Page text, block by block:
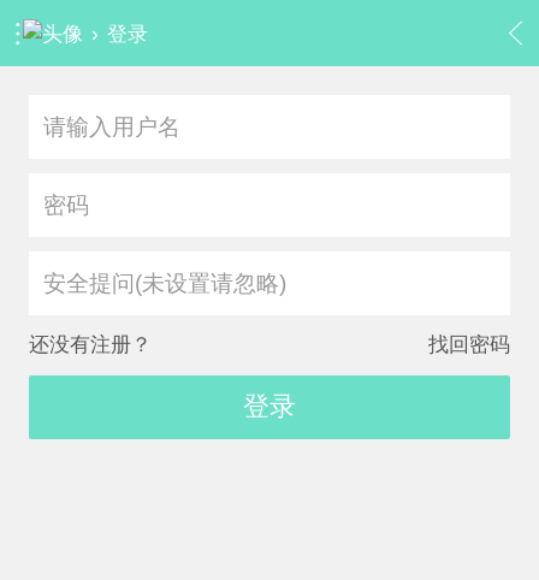
› 登录
安全提问(未设置请忽略)
还没有注册？ 找回密码
登录